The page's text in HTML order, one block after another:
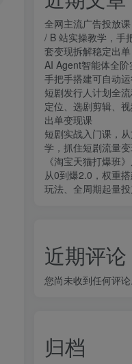
全网主流广告投放
/ B 站实操教学，手
套变现拆解稳定出单
AI Agent智能体全阶
手把手搭建可自动
短剧发行人计划全
定位、选剧剪辑、
出单变现课​
短剧实战入门课，
学，抓住短剧流量
《淘宝天猫打爆班
从0到爆2.0，权重
玩法、全周期起量
近期评论
您尚未收到任何评论
归档